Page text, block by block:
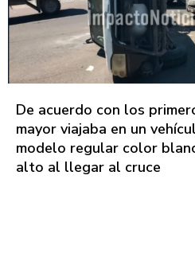
De acuerdo con los
mayor viajaba en un
modelo regular color
alto al llegar al cruce